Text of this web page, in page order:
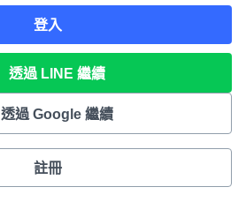
登入
透過 LINE 繼續
透過 Google 繼續
註冊